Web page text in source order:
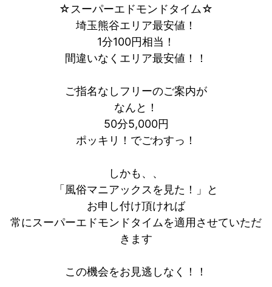
☆スーパーエドモンドタイム☆
埼玉熊谷エリア最安値！
1分100円相当！
間違いなくエリア最安値！！
ご指名なしフリーのご案内が
なんと！
50分5,000円
ポッキリ！でごわすっ！
しかも、、
「風俗マニアックスを見た！」と
お申し付け頂ければ
常にスーパーエドモンドタイムを適用させていただ
きます
この機会をお見逃しなく！！